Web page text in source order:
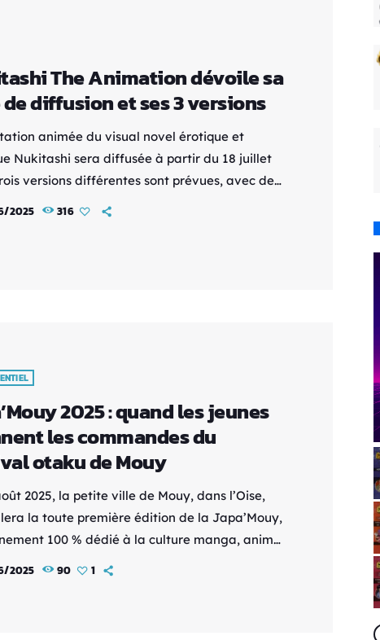
The Animation dévoile sa
diffusion et ses 3 versions
animée du visual novel érotique et
Nukitashi sera diffusée à partir du 18 juillet
versions différentes sont prévues, avec des
de censure adaptés à chaque type de
2025 316
2025 : quand les jeunes
les commandes du
otaku de Mouy
2025, la petite ville de Mouy, dans l’Oise,
la toute première édition de la Japa’Mouy,
100 % dédié à la culture manga, anime,
et pop culture japonaise. Et la particularité de
2025 90 1